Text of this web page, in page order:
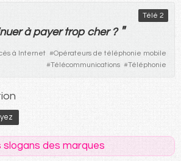
Télé 2
à payer trop cher? "
à Internet #Opérateurs de téléphonie mobile
#Télécommunications #Téléphonie
slogans des marques